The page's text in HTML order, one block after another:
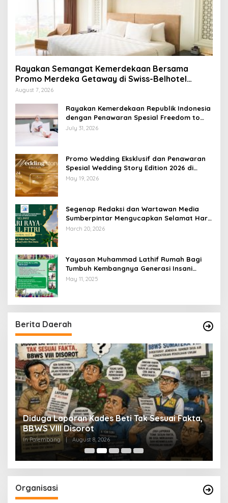
Rayakan Semangat Kemerdekaan Bersama
Promo Merdeka Getaway di Swiss-Belhotel
Lampung
August 7, 2026
Rayakan Kemerdekaan Republik Indonesia
dengan Penawaran Spesial Freedom to
Relax di Holiday Inn Lampung Bukit Randu
July 31, 2026
Promo Wedding Eksklusif dan Penawaran
Spesial Wedding Story Edition 2026 di
Swiss-Belhotel Lampung
May 19, 2026
Segenap Redaksi dan Wartawan Media
Sumberpintar Mengucapkan Selamat Hari
Raya Idul Fitri 1447 Hijriyah / 2026 M
March 20, 2026
Yayasan Muhammad Lathif Rumah Bagi
Tumbuh Kembangnya Generasi Insani
Cerdas dan Berkarakter
May 11, 2025
Berita Daerah
Diduga Laporan Kades Beti Tak Sesuai Fakta,
BBWS VIII Disorot
In Palembang | August 8, 2026
Organisasi